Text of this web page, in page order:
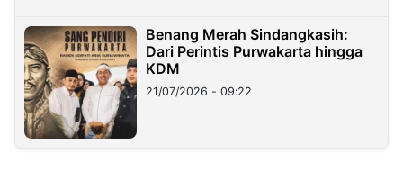
Benang Merah Sindangkasih:
Dari Perintis Purwakarta hingga
KDM
21/07/2026 - 09:22